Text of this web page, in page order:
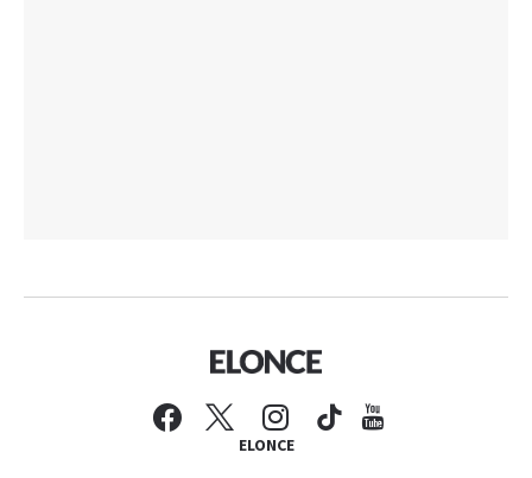
ELONCE